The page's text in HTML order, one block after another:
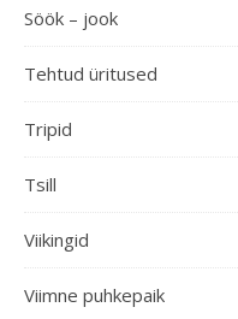
Söök – jook
Tehtud üritused
Tripid
Tsill
Viikingid
Viimne puhkepaik